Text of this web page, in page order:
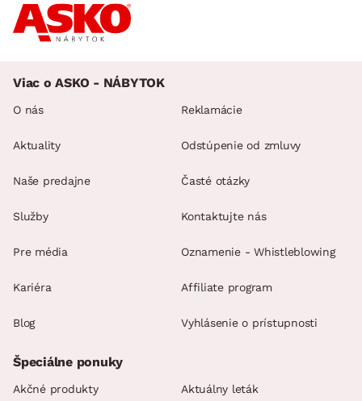
Viac o ASKO - NÁBYTOK
O nás
Aktuality
Naše predajne
Služby
Pre média
Kariéra
Blog
Reklamácie
Odstúpenie od zmluvy
Časté otázky
Kontaktujte nás
Oznamenie - Whistleblowing
Affiliate program
Vyhlásenie o prístupnosti
Špeciálne ponuky
Akčné produkty Aktuálny leták